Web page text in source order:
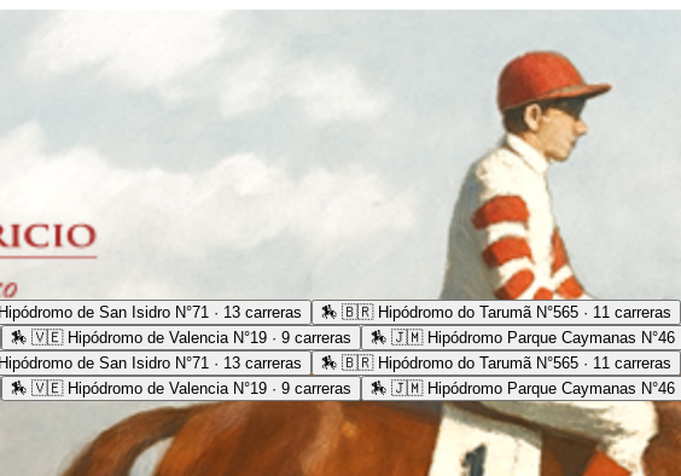
de San Isidro N°71 · 13 carreras 🏇 🇧🇷 Hipódromo do Tarumã N°565 · 11 carreras
🏇 🇻🇪 Hipódromo de Valencia N°19 · 9 carreras 🏇 🇯🇲 Hipódromo Parque Caymanas N°46
de San Isidro N°71 · 13 carreras 🏇 🇧🇷 Hipódromo do Tarumã N°565 · 11 carreras
🏇 🇻🇪 Hipódromo de Valencia N°19 · 9 carreras 🏇 🇯🇲 Hipódromo Parque Caymanas N°46